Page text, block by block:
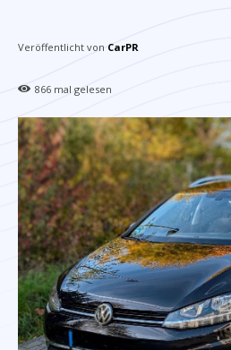
Veröffentlicht von CarPR
866 mal gelesen